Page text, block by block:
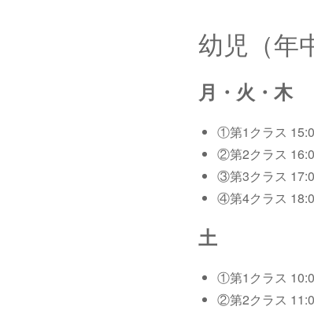
幼児（年
月・火・木
①第1クラス
②第2クラス
③第3クラス
④第4クラス
土
①第1クラス
②第2クラス